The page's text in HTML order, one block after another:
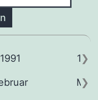
1991